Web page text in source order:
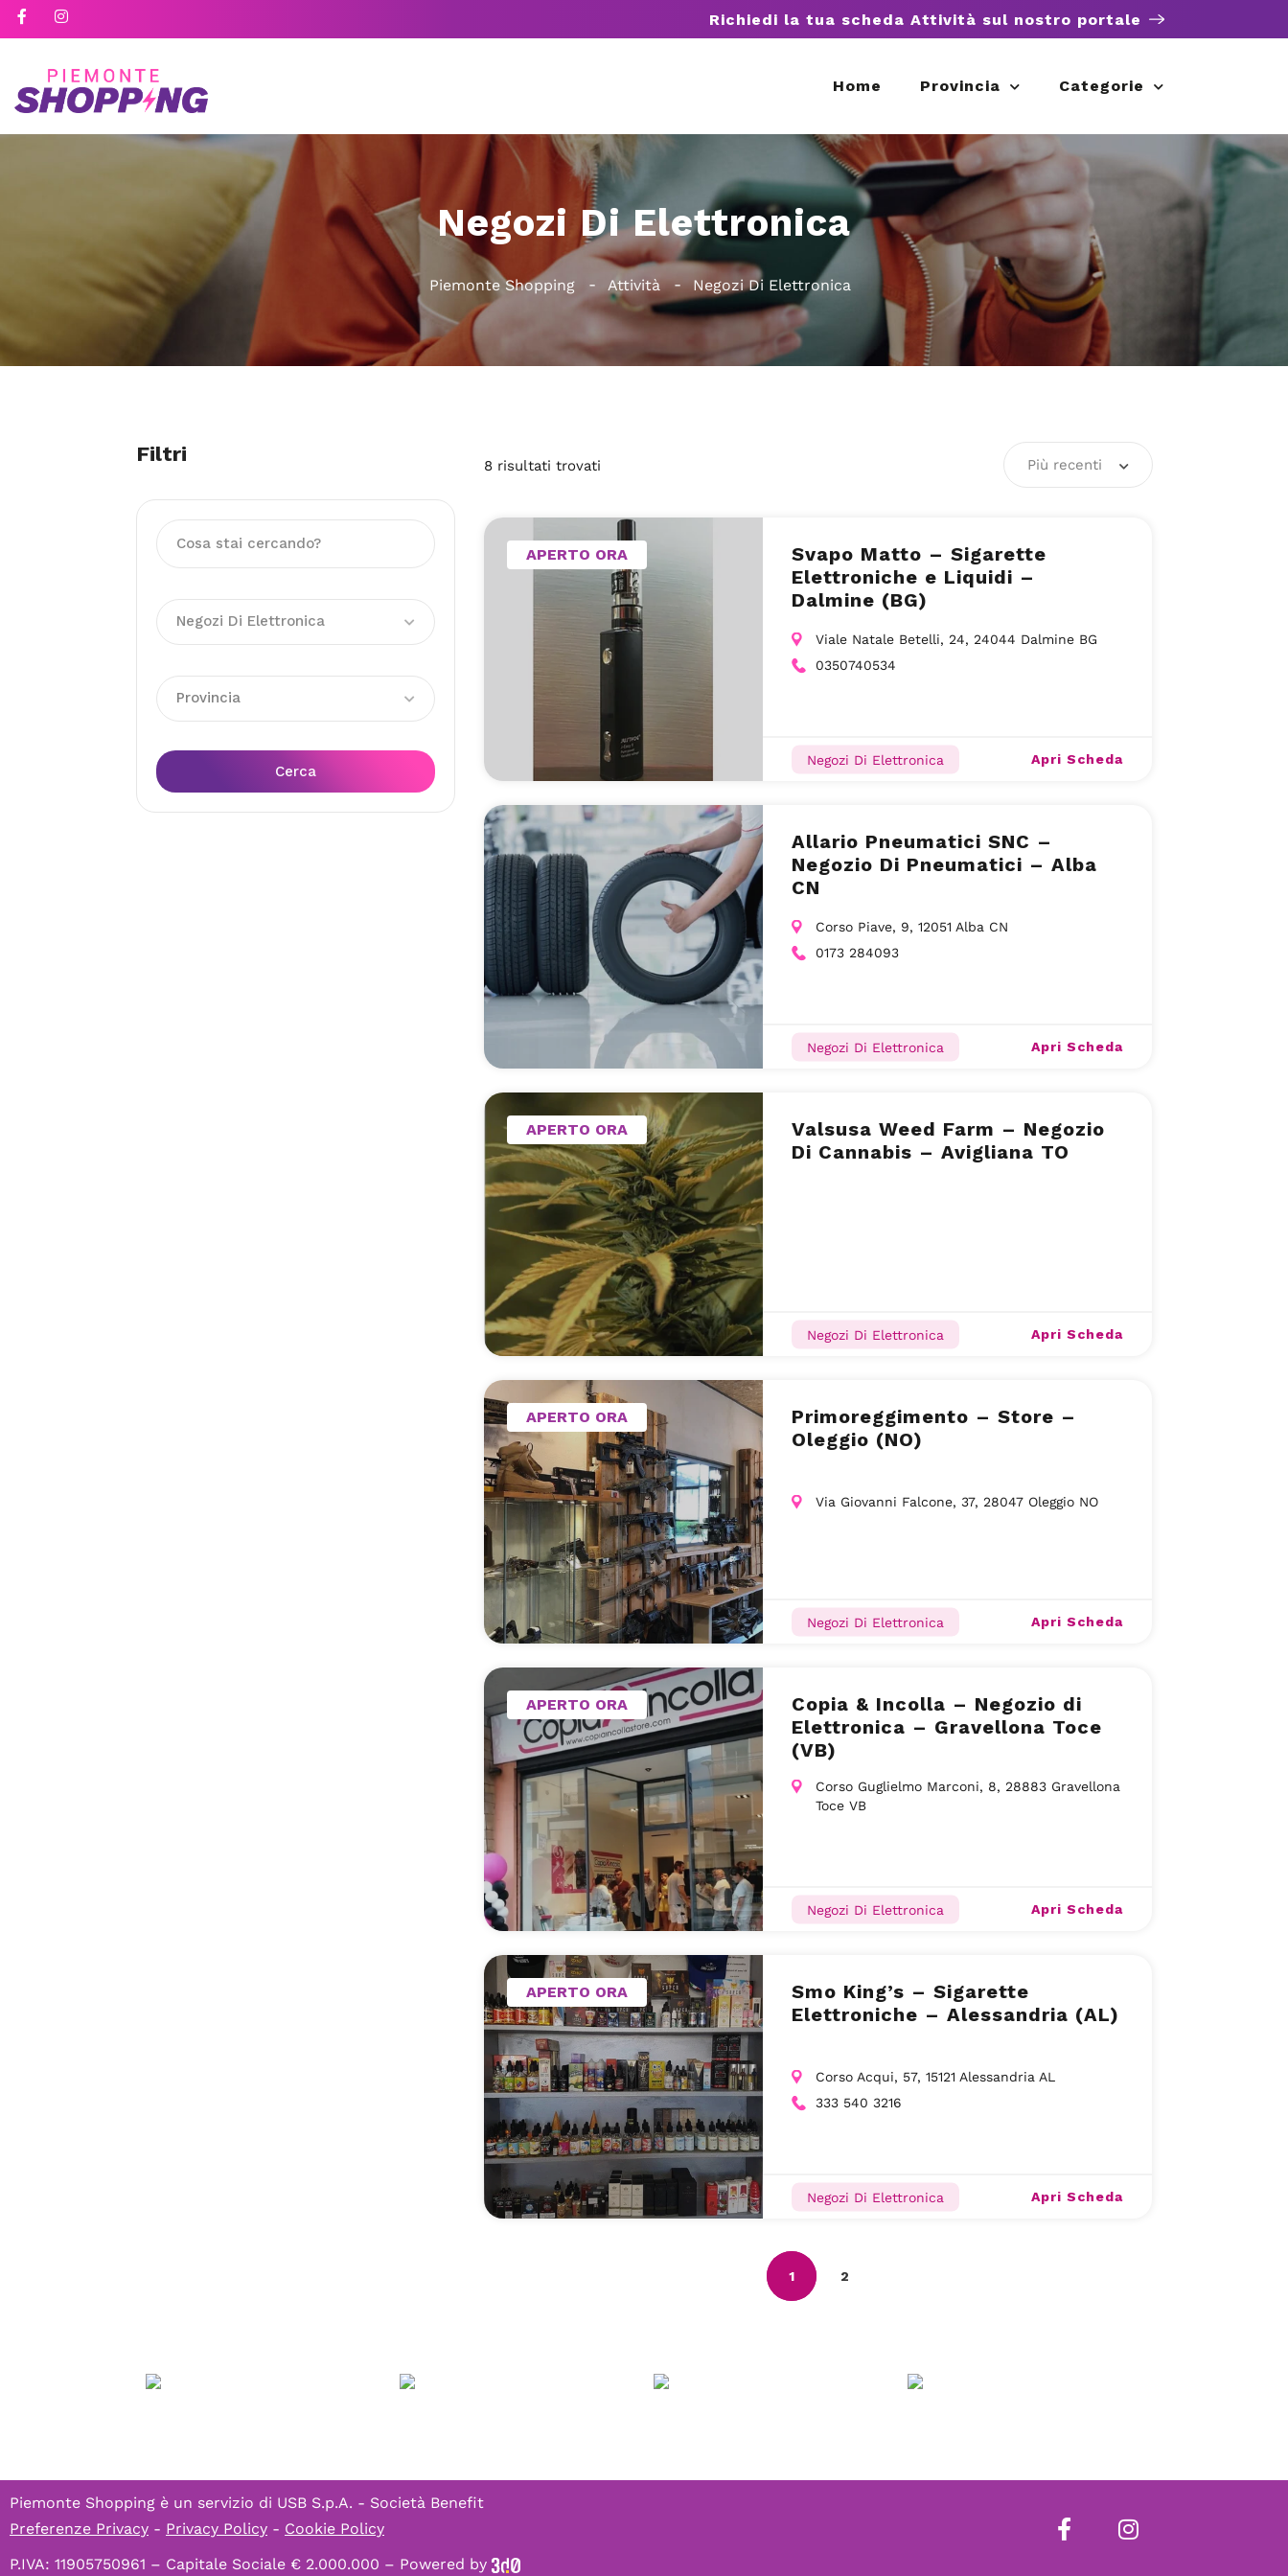
Richiedi la tua scheda Attività sul nostro portale
Home Provincia Categorie
Negozi Di Elettronica
Piemonte Shopping Attività Negozi Di Elettronica
Filtri
Negozi Di Elettronica
Provincia
Cerca
8 risultati trovati Più recenti
APERTO ORA
Svapo Matto – Sigarette
Elettroniche e Liquidi –
Dalmine (BG)
Viale Natale Betelli, 24, 24044 Dalmine BG
0350740534
Negozi Di Elettronica Apri Scheda
Allario Pneumatici SNC –
Negozio Di Pneumatici – Alba
CN
Corso Piave, 9, 12051 Alba CN
0173 284093
Negozi Di Elettronica Apri Scheda
APERTO ORA
Valsusa Weed Farm – Negozio
Di Cannabis – Avigliana TO
Negozi Di Elettronica Apri Scheda
APERTO ORA
Primoreggimento – Store –
Oleggio (NO)
Via Giovanni Falcone, 37, 28047 Oleggio NO
Negozi Di Elettronica Apri Scheda
APERTO ORA
Copia & Incolla – Negozio di
Elettronica – Gravellona Toce
(VB)
Corso Guglielmo Marconi, 8, 28883 Gravellona
Toce VB
Negozi Di Elettronica Apri Scheda
APERTO ORA
Smo King’s – Sigarette
Elettroniche – Alessandria (AL)
Corso Acqui, 57, 15121 Alessandria AL
333 540 3216
Negozi Di Elettronica Apri Scheda
1 2
Piemonte Shopping è un servizio di USB S.p.A. - Società Benefit
Preferenze Privacy - Privacy Policy - Cookie Policy
P.IVA: 11905750961 – Capitale Sociale € 2.000.000 – Powered by